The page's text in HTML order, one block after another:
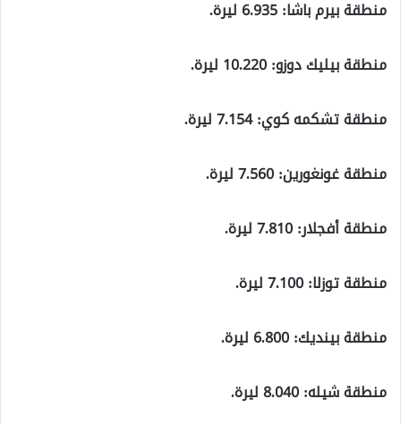
منطقة بيرم باشا: 6.935 ليرة.
منطقة بيليك دوزو: 10.220 ليرة.
منطقة تشكمه كوي: 7.154 ليرة.
منطقة غونغورين: 7.560 ليرة.
منطقة أفجلار: 7.810 ليرة.
منطقة توزلا: 7.100 ليرة.
منطقة بينديك: 6.800 ليرة.
منطقة شيله: 8.040 ليرة.